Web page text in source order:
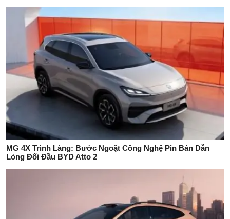
MG 4X Trình Làng: Bước Ngoặt Công Nghệ Pin Bán Dẫn
Lỏng Đối Đầu BYD Atto 2